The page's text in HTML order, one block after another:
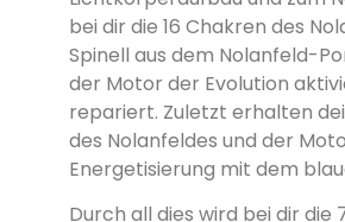
bei dir die 16 Chakren des
Spinell aus dem Nolanfeld-
der Motor der Evolution
repariert. Zuletzt erhalten
des Nolanfeldes und der
Energetisierung mit dem
Durch all dies wird bei dir die